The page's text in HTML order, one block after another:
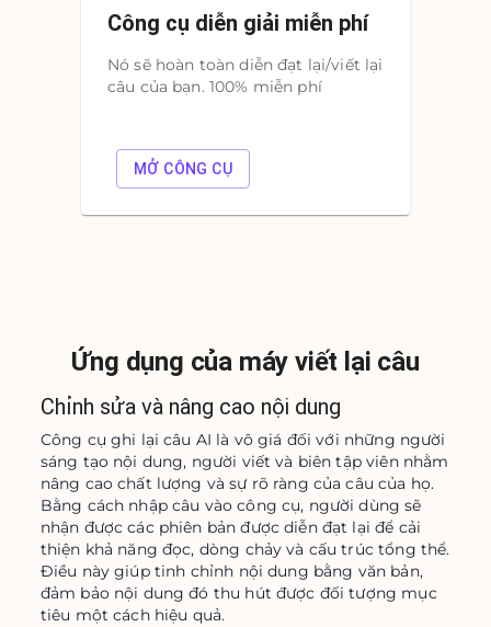
Công cụ diễn giải miễn phí
Nó sẽ hoàn toàn diễn đạt lại/viết lại
câu của bạn. 100% miễn phí
MỞ CÔNG CỤ
Ứng dụng của máy viết lại câu
Chỉnh sửa và nâng cao nội dung
Công cụ ghi lại câu AI là vô giá đối với những người
sáng tạo nội dung, người viết và biên tập viên nhằm
nâng cao chất lượng và sự rõ ràng của câu của họ.
Bằng cách nhập câu vào công cụ, người dùng sẽ
nhận được các phiên bản được diễn đạt lại để cải
thiện khả năng đọc, dòng chảy và cấu trúc tổng thể.
Điều này giúp tinh chỉnh nội dung bằng văn bản,
đảm bảo nội dung đó thu hút được đối tượng mục
tiêu một cách hiệu quả.